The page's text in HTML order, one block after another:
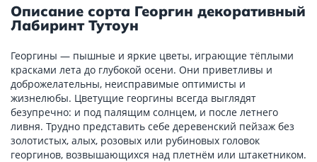
Описание сорта Георгин декоративный
Лабиринт Тутоун
Георгины — пышные и яркие цветы, играющие тёплыми
красками лета до глубокой осени. Они приветливы и
доброжелательны, неисправимые оптимисты и
жизнелюбы. Цветущие георгины всегда выглядят
безупречно: и под палящим солнцем, и после летнего
ливня. Трудно представить себе деревенский пейзаж без
золотистых, алых, розовых или рубиновых головок
георгинов, возвышающихся над плетнём или штакетником.